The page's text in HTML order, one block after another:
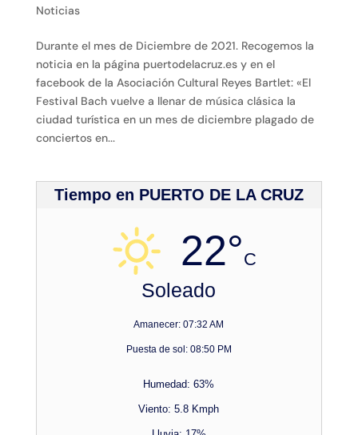
Noticias
Durante el mes de Diciembre de 2021. Recogemos la
noticia en la página puertodelacruz.es y en el
facebook de la Asociación Cultural Reyes Bartlet: «El
Festival Bach vuelve a llenar de música clásica la
ciudad turística en un mes de diciembre plagado de
conciertos en...
Tiempo en PUERTO DE LA CRUZ
22°C
Soleado
Amanecer: 07:32 AM
Puesta de sol: 08:50 PM
Humedad: 63%
Viento: 5.8 Kmph